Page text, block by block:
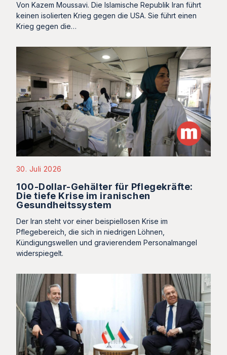
Von Kazem Moussavi. Die Islamische Republik Iran führt
keinen isolierten Krieg gegen die USA. Sie führt einen
Krieg gegen die…
30. Juli 2026
100-Dollar-Gehälter für Pflegekräfte:
Die tiefe Krise im iranischen
Gesundheitssystem
Der Iran steht vor einer beispiellosen Krise im
Pflegebereich, die sich in niedrigen Löhnen,
Kündigungswellen und gravierendem Personalmangel
widerspiegelt.